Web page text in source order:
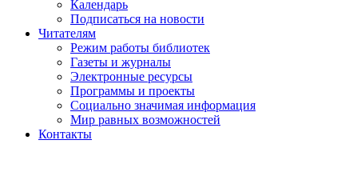
Календарь
Подписаться на новости
Читателям
Режим работы библиотек
Газеты и журналы
Электронные ресурсы
Программы и проекты
Социально значимая информация
Мир равных возможностей
Контакты